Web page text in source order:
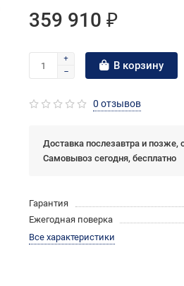
359 910 ₽
В корзину
0 отзывов
Доставка послезавтра и позже,
Самовывоз сегодня, бесплатно
Гарантия
Ежегодная поверка
Все характеристики